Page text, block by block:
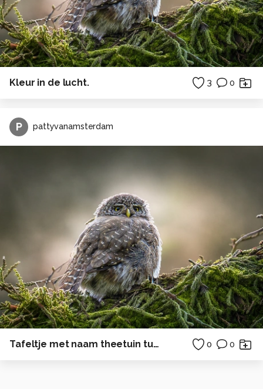
Kleur in de lucht. 3 0
P pattyvanamsterdam
Tafeltje met naam theetuin tuin 0 0